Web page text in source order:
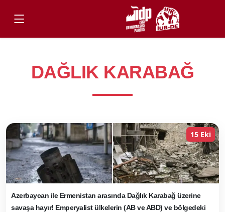
DAĞLIK KARABAĞ
15 Eki
Azerbaycan ile Ermenistan arasında Dağlık Karabağ üzerine
savaşa hayır! Emperyalist ülkelerin (AB ve ABD) ve bölgedeki